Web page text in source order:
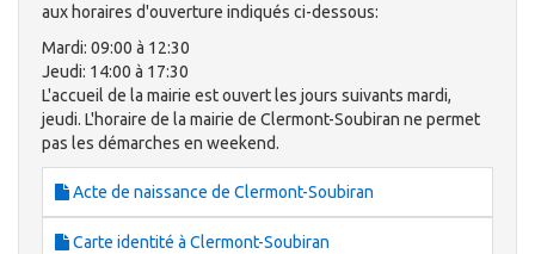
aux horaires d'ouverture indiqués ci-dessous:
Mardi: 09:00 à 12:30
Jeudi: 14:00 à 17:30
L'accueil de la mairie est ouvert les jours suivants mardi,
jeudi. L'horaire de la mairie de Clermont-Soubiran ne permet
pas les démarches en weekend.
Acte de naissance de Clermont-Soubiran
Carte identité à Clermont-Soubiran